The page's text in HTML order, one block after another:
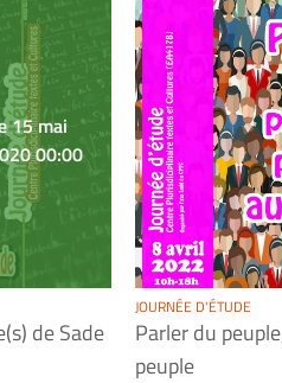
15 mai
00:00
de Sade
JOURNÉE D'ÉTUDE
Parler du
peuple